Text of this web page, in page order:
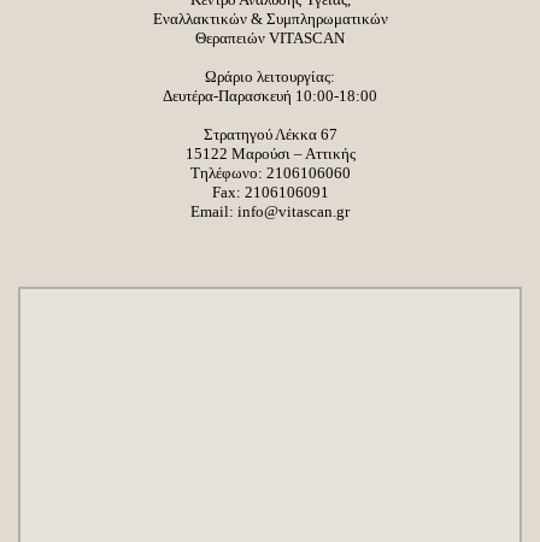
Εναλλακτικών & Συμπληρωματικών
Θεραπειών VITASCAN
Ωράριο λειτουργίας:
Δευτέρα-Παρασκευή 10:00-18:00
Στρατηγού Λέκκα 67
15122 Μαρούσι – Αττικής
Τηλέφωνο: 2106106060
Fax: 2106106091
Email: info@vitascan.gr